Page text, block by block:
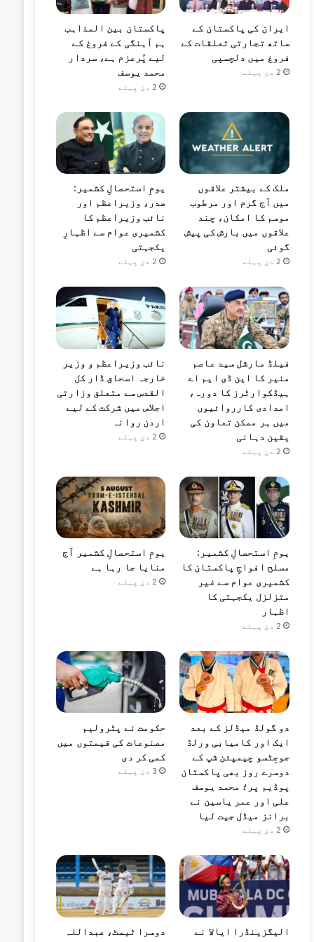
ایران کی پاکستان کے
ساتھ تجارتی تعلقات کے
فروغ میں دلچسپی
2 دن پہلے
پاکستان بین المذاہب
ہم آہنگی کے فروغ کے
لیے پُرعزم ہے، سردار
محمد یوسف
2 دن پہلے
ملک کے بیشتر علاقوں
میں آج گرم اور مرطوب
موسم کا امکان، چند
علاقوں میں بارش کی پیش
گوئی
2 دن پہلے
یومِ استحصالِ کشمیر:
صدر، وزیراعظم اور
نائب وزیراعظم کا
کشمیری عوام سے اظہارِ
یکجہتی
2 دن پہلے
فیلڈ مارشل سید عاصم
منیر کا این ڈی ایم اے
ہیڈکوارٹرز کا دورہ،
امدادی کارروائیوں
میں ہر ممکن تعاون کی
یقین دہانی
2 دن پہلے
نائب وزیراعظم و وزیر
خارجہ اسحاق ڈار کل
القدس سے متعلق وزارتی
اجلاس میں شرکت کے لیے
اردن روانہ
2 دن پہلے
یومِ استحصالِ کشمیر:
مسلح افواجِ پاکستان کا
کشمیری عوام سے غیر
متزلزل یکجہتی کا
اظہار
2 دن پہلے
یومِ استحصالِ کشمیر آج
منایا جا رہا ہے
2 دن پہلے
دو گولڈ میڈلز کے بعد
ایک اور کامیابی ورلڈ
جوجِٹسو چیمپئن شپ کے
دوسرے روز بھی پاکستان
پوڈیم پر؛ محمد یوسف
علی اور عمر یاسین نے
برانز میڈل جیت لیا
2 دن پہلے
حکومت نے پٹرولیم
مصنوعات کی قیمتوں میں
کمی کر دی
3 دن پہلے
الیگزینڈرا ایالا نے
دوسرا ٹیسٹ، عبداللہ